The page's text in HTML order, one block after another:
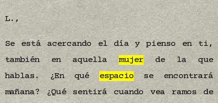
L.,
Se está acercando el día y pienso en ti,
también en aquellamujerde la que
hablas. ¿En quéespaciose encontrará
mañana? ¿Qué sentirá cuando vea ramos de